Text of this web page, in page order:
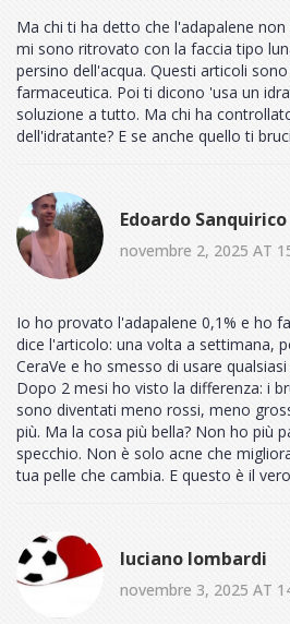
Ma chi ti ha detto che l'adapalene
mi sono ritrovato con la faccia tipo
persino dell'acqua. Questi articoli
farmaceutica. Poi ti dicono 'usa un
soluzione a tutto. Ma chi ha
dell'idratante? E se anche quello ti
Edoardo Sanquirico
novembre 2, 2025 AT
Io ho provato l'adapalene 0,1% e ho
dice l'articolo: una volta a settimana,
CeraVe e ho smesso di usare
Dopo 2 mesi ho visto la differenza: i
sono diventati meno rossi, meno
più. Ma la cosa più bella? Non ho più
specchio. Non è solo acne che
tua pelle che cambia. E questo è il
luciano lombardi
novembre 3, 2025 AT